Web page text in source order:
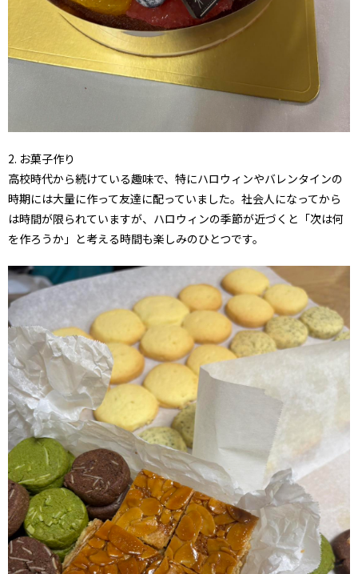
2. お菓子作り
高校時代から続けている趣味で、特にハロウィンやバレンタインの
時期には大量に作って友達に配っていました。社会人になってから
は時間が限られていますが、ハロウィンの季節が近づくと「次は何
を作ろうか」と考える時間も楽しみのひとつです。